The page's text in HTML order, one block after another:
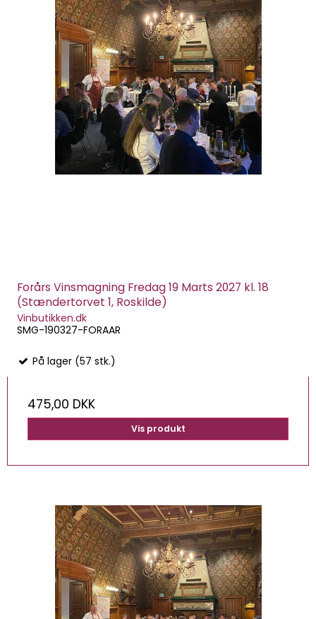
Forårs Vinsmagning Fredag 19 Marts 2027 kl. 18
(Stændertorvet 1, Roskilde)
Vinbutikken.dk
SMG-190327-FORAAR
På lager (57 stk.)
475,00 DKK
Vis produkt